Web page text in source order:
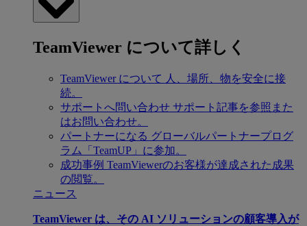
TeamViewer について詳しく
TeamViewer について 人、場所、物を安全に接
続。
サポートへ問い合わせ サポート記事を参照また
はお問い合わせ。
パートナーになる グローバルパートナープログ
ラム「TeamUP」に参加。
成功事例 TeamViewerのお客様が達成された成果
の閲覧。
ニュース
TeamViewer は、その AI ソリューションの顧客導入が